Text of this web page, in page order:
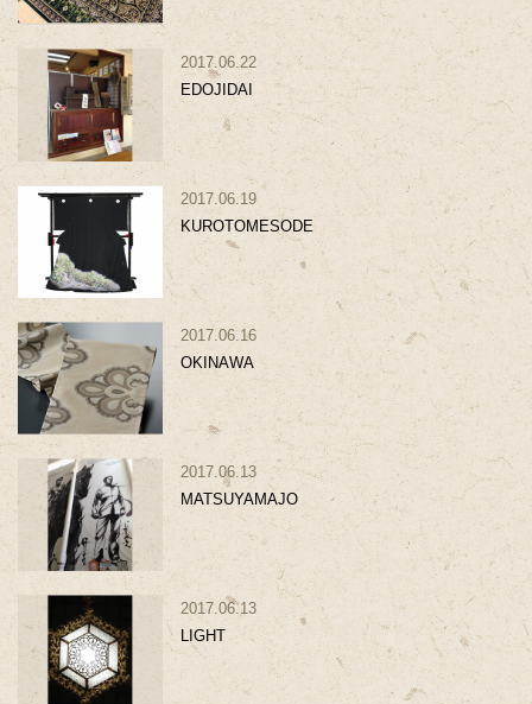
2017.06.22
EDOJIDAI
2017.06.19
KUROTOMESODE
2017.06.16
OKINAWA
2017.06.13
MATSUYAMAJO
2017.06.13
LIGHT